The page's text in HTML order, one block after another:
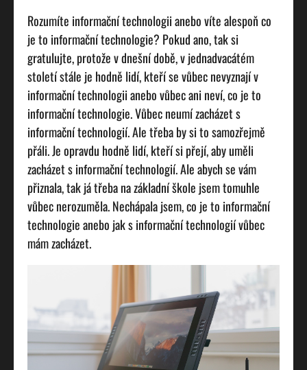
Rozumíte informační technologii anebo víte alespoň co
je to informační technologie? Pokud ano, tak si
gratulujte, protože v dnešní době, v jednadvacátém
století stále je hodně lidí, kteří se vůbec nevyznají v
informační technologii anebo vůbec ani neví, co je to
informační technologie. Vůbec neumí zacházet s
informační technologií. Ale třeba by si to samozřejmě
přáli. Je opravdu hodně lidí, kteří si přejí, aby uměli
zacházet s informační technologií. Ale abych se vám
přiznala, tak já třeba na základní škole jsem tomuhle
vůbec nerozuměla. Nechápala jsem, co je to informační
technologie anebo jak s informační technologií vůbec
mám zacházet.